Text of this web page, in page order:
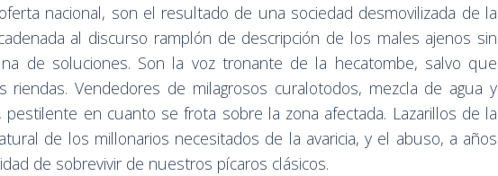
nacional, son el resultado de una sociedad desmovilizada de la
al discurso ramplón de descripción de los males ajenos sin
de soluciones. Son la voz tronante de la hecatombe, salvo que
riendas. Vendedores de milagrosos curalotodos, mezcla de agua y
pestilente en cuanto se frota sobre la zona afectada. Lazarillos de la
de los millonarios necesitados de la avaricia, y el abuso, a años
de sobrevivir de nuestros pícaros clásicos.